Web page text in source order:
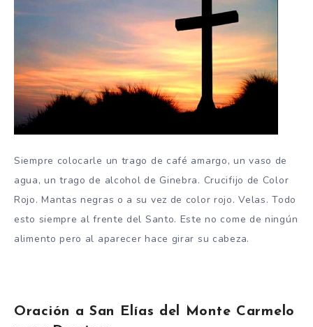
Siempre colocarle un trago de café amargo, un vaso de
agua, un trago de alcohol de Ginebra. Crucifijo de Color
Rojo. Mantas negras o a su vez de color rojo. Velas. Todo
esto siempre al frente del Santo. Este no come de ningún
alimento pero al aparecer hace girar su cabeza.
Oración a San Elías del Monte Carmelo